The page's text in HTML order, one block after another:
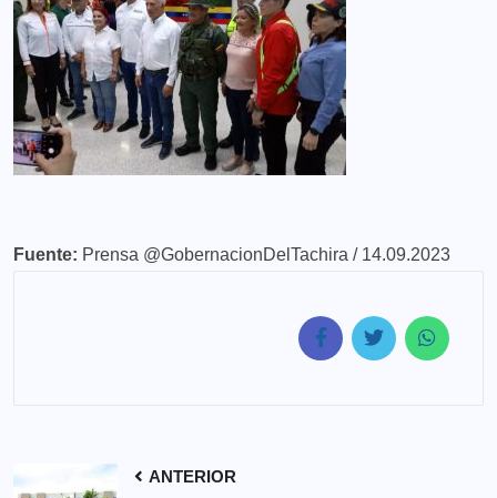
Fuente: Prensa @GobernacionDelTachira / 14.09.2023
ANTERIOR